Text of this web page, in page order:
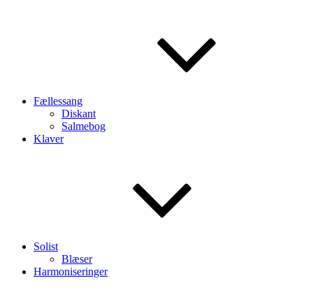
Fællessang
Diskant
Salmebog
Klaver
Solist
Blæser
Harmoniseringer